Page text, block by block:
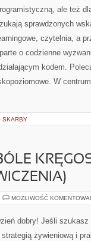
ale też
sprawdzonych
czytelnia, a
o codzienne
kodem.
W
SKARBY
MOŻLIWOŚĆ
dobry! Jeśli
strategią żywieniową i